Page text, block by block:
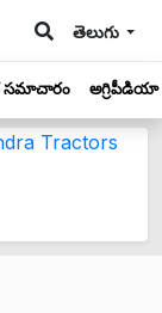
తెలుగు
సమాచారం అగ్రిపీడియా